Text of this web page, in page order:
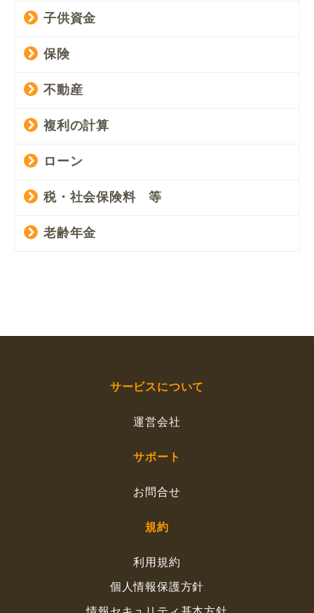
子供資金
保険
不動産
複利の計算
ローン
税・社会保険料 等
老齢年金
サービスについて
運営会社
サポート
お問合せ
規約
利用規約
個人情報保護方針